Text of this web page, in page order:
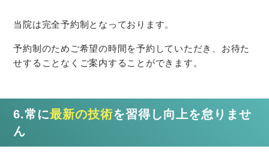
当院は完全予約制となっております。
予約制のためご希望の時間を予約していただき、お待た
せすることなくご案内することができます。
6.常に最新の技術を習得し向上を怠りませ
ん